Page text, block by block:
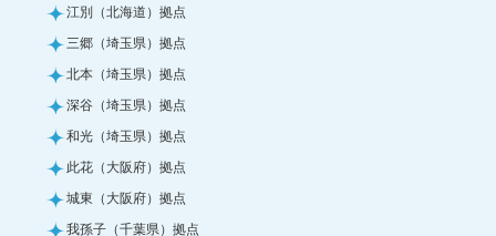
江別（北海道）拠点
三郷（埼玉県）拠点
北本（埼玉県）拠点
深谷（埼玉県）拠点
和光（埼玉県）拠点
此花（大阪府）拠点
城東（大阪府）拠点
我孫子（千葉県）拠点